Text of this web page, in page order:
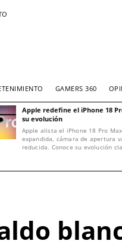
GAMERS 360
Apple redefine el iPhone 18
su evolución
Apple alista el iPhone 18 Pro
expandida, cámara de apertura
reducida. Conoce su evolución